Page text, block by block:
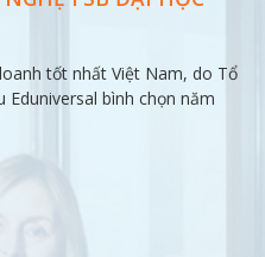
tốt nhất Việt Nam, do Tổ
bình chọn năm